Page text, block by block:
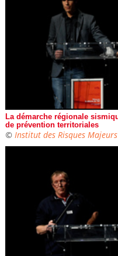
La démarche régionale
de prévention territoriales
© Institut des Risques Majeurs